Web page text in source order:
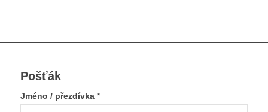
Pošťák
Jméno / přezdívka *